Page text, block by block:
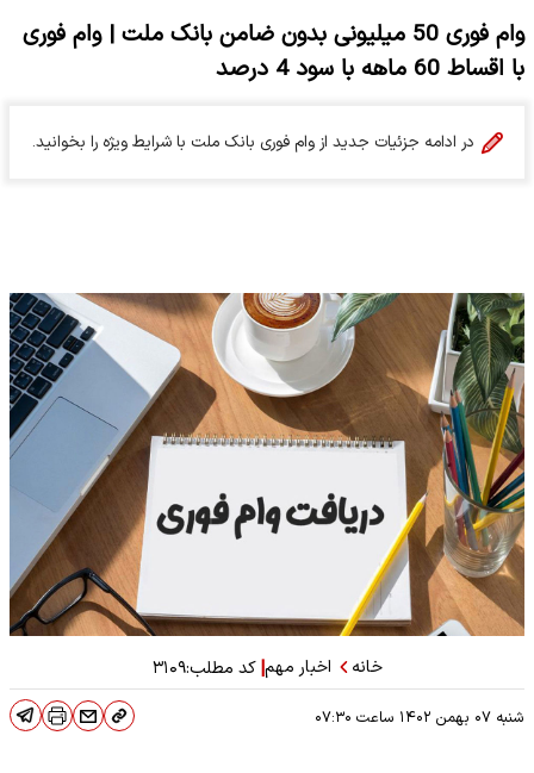
وام فوری 50 میلیونی بدون ضامن بانک ملت | وام فوری
با اقساط 60 ماهه با سود 4 درصد
در ادامه جزئیات جدید از وام فوری بانک ملت با شرایط ویژه را بخوانید.
خانه اخبار مهم| کد مطلب:۳۱۰۹
شنبه ۰۷ بهمن ۱۴۰۲ ساعت